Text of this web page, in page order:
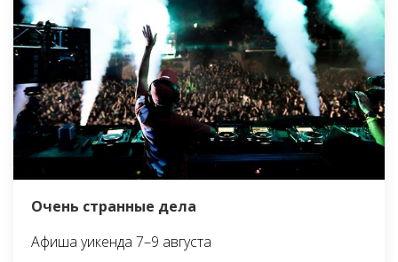
Очень странные дела
Афиша уикенда 7–9 августа